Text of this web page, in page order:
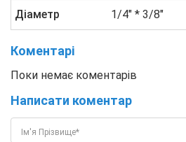
Діаметр 1/4" * 3/8"
Коментарі
Поки немає коментарів
Написати коментар
Ім'я Прізвище*